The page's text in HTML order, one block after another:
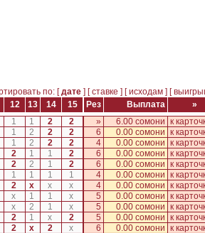
по: [дате ] [ставке ] [исходам ] [
12 13 14 15 Рез Выплата
»
1 1 2 2 » 6.00 сомони к
1 2 2 2 6 0.00 сомони к
1 2 2 2 4 0.00 сомони к
2 1 1 2 6 0.00 сомони к
2 2 1 2 6 0.00 сомони к
1 1 1 1 4 0.00 сомони к
2 x x x 4 0.00 сомони к
x 1 1 x 5 0.00 сомони к
x 2 1 x 5 0.00 сомони к
2 1 x 2 5 0.00 сомони к
2 x 2 x 6 0.00 сомони к